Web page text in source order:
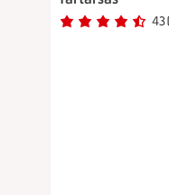
Betyg 4.3 av 5. 43
43 personer har